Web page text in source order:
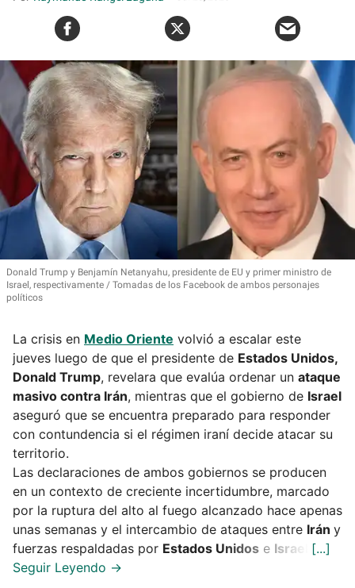
Donald Trump y Benjamín Netanyahu, presidente de EU y primer ministro de
Israel, respectivamente
Tomadas de los Facebook de ambos personajes
políticos
La crisis en Medio Oriente volvió a escalar este
jueves luego de que el presidente de Estados Unidos,
Donald Trump, revelara que evalúa ordenar un ataque
masivo contra Irán, mientras que el gobierno de Israel
aseguró que se encuentra preparado para responder
con contundencia si el régimen iraní decide atacar su
territorio.
Las declaraciones de ambos gobiernos se producen
en un contexto de creciente incertidumbre, marcado
por la ruptura del alto al fuego alcanzado hace apenas
unas semanas y el intercambio de ataques entre Irán y
fuerzas respaldadas por Estados Unidos e Israel